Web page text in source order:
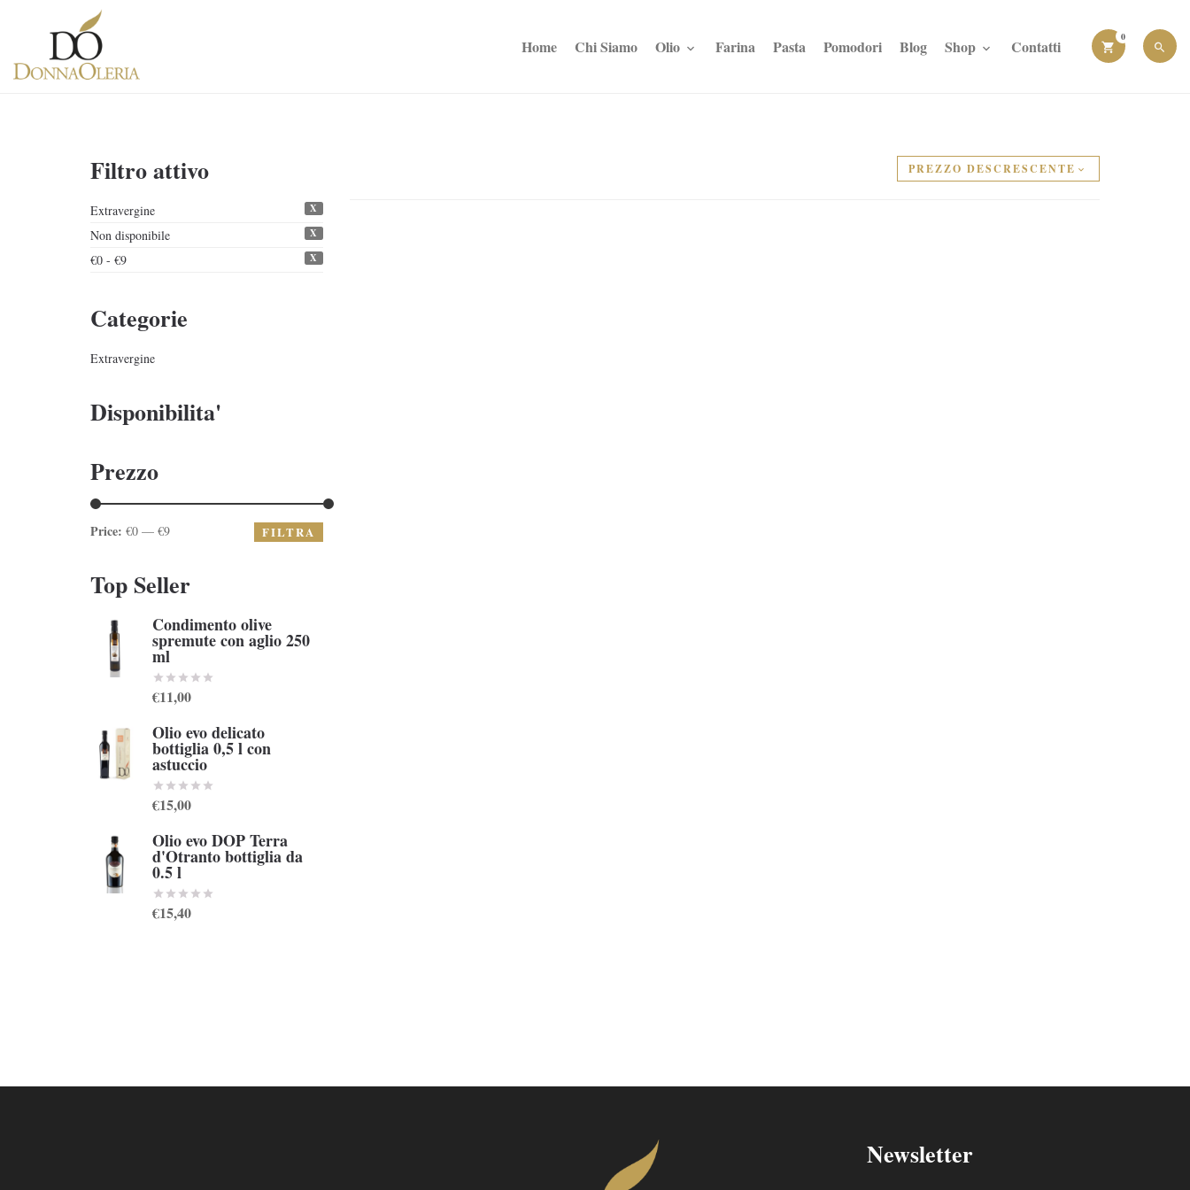
0
Home Chi Siamo Olio Farina Pasta Pomodori Blog Shop Contatti
Filtro attivo
Extravergine X
Non disponibile X
€0 - €9 X
Categorie
Extravergine
Disponibilita'
Prezzo
Price: €0 — €9 FILTRA
Top Seller
Condimento olive
spremute con aglio 250
ml
€11,00
Olio evo delicato
bottiglia 0,5 l con
astuccio
€15,00
Olio evo DOP Terra
d'Otranto bottiglia da
0.5 l
€15,40
PREZZO DESCRESCENTE
Newsletter